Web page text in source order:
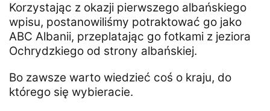
Korzystając z okazji pierwszego albańskiego
wpisu, postanowiliśmy potraktować go jako
ABC Albanii, przeplatając go fotkami z jeziora
Ochrydzkiego od strony albańskiej.
Bo zawsze warto wiedzieć coś o kraju, do
którego się wybieracie.